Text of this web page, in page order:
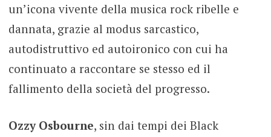
un’icona vivente della musica rock ribelle e
dannata, grazie al modus sarcastico,
autodistruttivo ed autoironico con cui ha
continuato a raccontare se stesso ed il
fallimento della società del progresso.
Ozzy Osbourne, sin dai tempi dei Black